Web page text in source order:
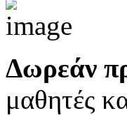
Δωρεάν
μαθητές